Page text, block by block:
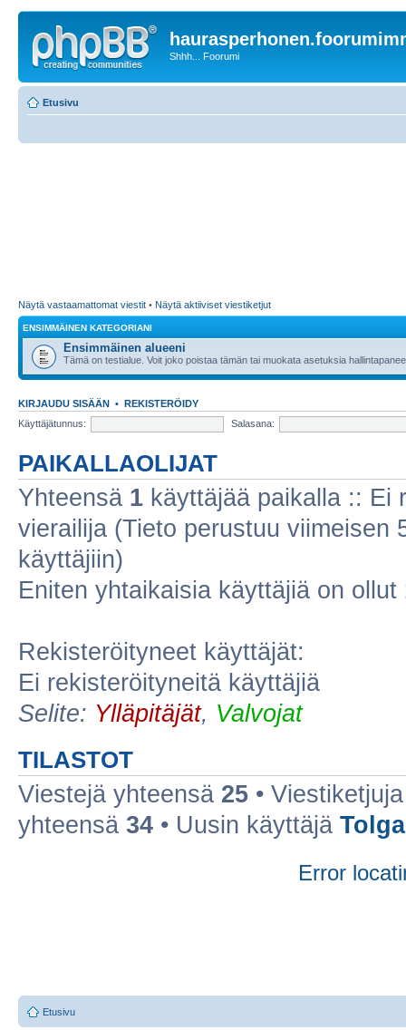
Shhh... Foorumi
Etusivu
Näytä vastaamattomat viestit • Näytä aktiiviset viestiketjut
ENSIMMÄINEN KATEGORIANI
Ensimmäinen alueeni
Tämä on testialue. Voit joko poistaa tämän tai muokata asetuksia
KIRJAUDU SISÄÄN • REKISTERÖIDY
Käyttäjätunnus:
Salasana:
PAIKALLAOLIJAT
Yhteensä 1 käyttäjää paikalla :: Ei
vierailija (Tieto perustuu viimeisen
käyttäjiin)
Eniten yhtaikaisia käyttäjiä on ollut
Rekisteröityneet käyttäjät:
Ei rekisteröityneitä käyttäjiä
Selite: Ylläpitäjät, Valvojat
TILASTOT
Viestejä yhteensä 25 •
yhteensä 34 • Uusin käyttäjä
Error
Etusivu